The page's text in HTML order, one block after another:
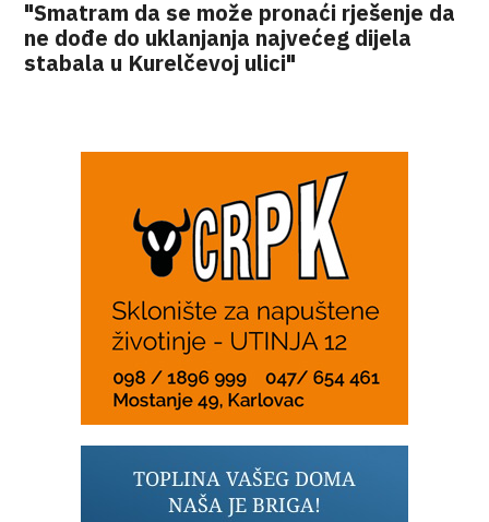
"Smatram da se može pronaći rješenje da
ne dođe do uklanjanja najvećeg dijela
stabala u Kurelčevoj ulici"